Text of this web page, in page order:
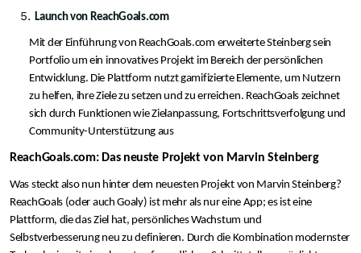
Launch von ReachGoals.com
Mit der Einführung von ReachGoals.com erweiterte Steinberg sein
Portfolio um ein innovatives Projekt im Bereich der persönlichen
Entwicklung. Die Plattform nutzt gamifizierte Elemente, um Nutzern
zu helfen, ihre Ziele zu setzen und zu erreichen. ReachGoals zeichnet
sich durch Funktionen wie Zielanpassung, Fortschrittsverfolgung und
Community-Unterstützung aus​
ReachGoals.com: Das neuste Projekt von Marvin Steinberg
Was steckt also nun hinter dem neuesten Projekt von Marvin Steinberg?
ReachGoals (oder auch Goaly) ist mehr als nur eine App; es ist eine
Plattform, die das Ziel hat, persönliches Wachstum und
Selbstverbesserung neu zu definieren. Durch die Kombination modernster